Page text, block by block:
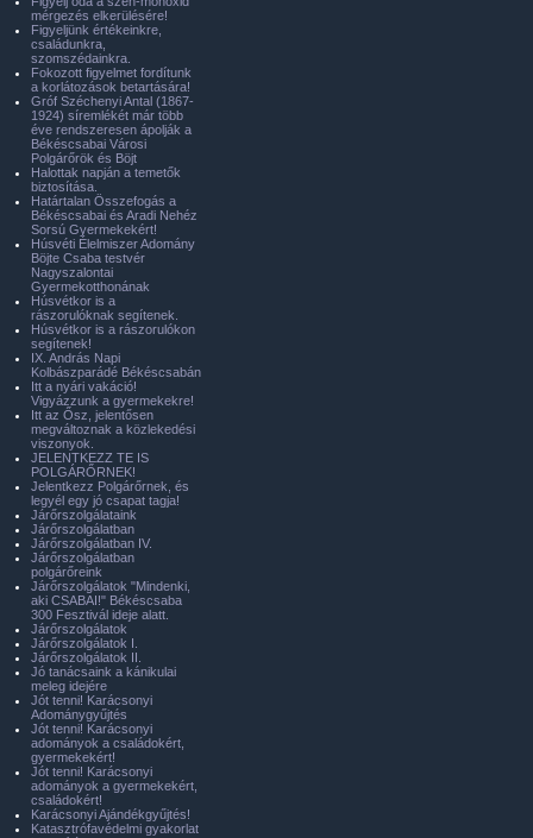
mérgezés elkerülésére!
Figyeljünk értékeinkre,
családunkra,
szomszédainkra.
Fokozott figyelmet fordítunk
a korlátozások betartására!
Gróf Széchenyi Antal (1867-
1924) síremlékét már több
éve rendszeresen ápolják a
Békéscsabai Városi
Polgárőrök és Böjt
Halottak napján a temetők
biztosítása.
Határtalan Összefogás a
Békéscsabai és Aradi Nehéz
Sorsú Gyermekekért!
Húsvéti Élelmiszer Adomány
Böjte Csaba testvér
Nagyszalontai
Gyermekotthonának
Húsvétkor is a
rászorulóknak segítenek.
Húsvétkor is a rászorulókon
segítenek!
IX. András Napi
Kolbászparádé Békéscsabán
Itt a nyári vakáció!
Vigyázzunk a gyermekekre!
Itt az Ősz, jelentősen
megváltoznak a közlekedési
viszonyok.
JELENTKEZZ TE IS
POLGÁRŐRNEK!
Jelentkezz Polgárőrnek, és
legyél egy jó csapat tagja!
Járőrszolgálataink
Járőrszolgálatban
Járőrszolgálatban IV.
Járőrszolgálatban
polgárőreink
Járőrszolgálatok "Mindenki,
aki CSABAI!" Békéscsaba
300 Fesztivál ideje alatt.
Járőrszolgálatok
Járőrszolgálatok I.
Járőrszolgálatok II.
Jó tanácsaink a kánikulai
meleg idejére
Jót tenni! Karácsonyi
Adománygyűjtés
Jót tenni! Karácsonyi
adományok a családokért,
gyermekekért!
Jót tenni! Karácsonyi
adományok a gyermekekért,
családokért!
Karácsonyi Ajándékgyűjtés!
Katasztrófavédelmi gyakorlat